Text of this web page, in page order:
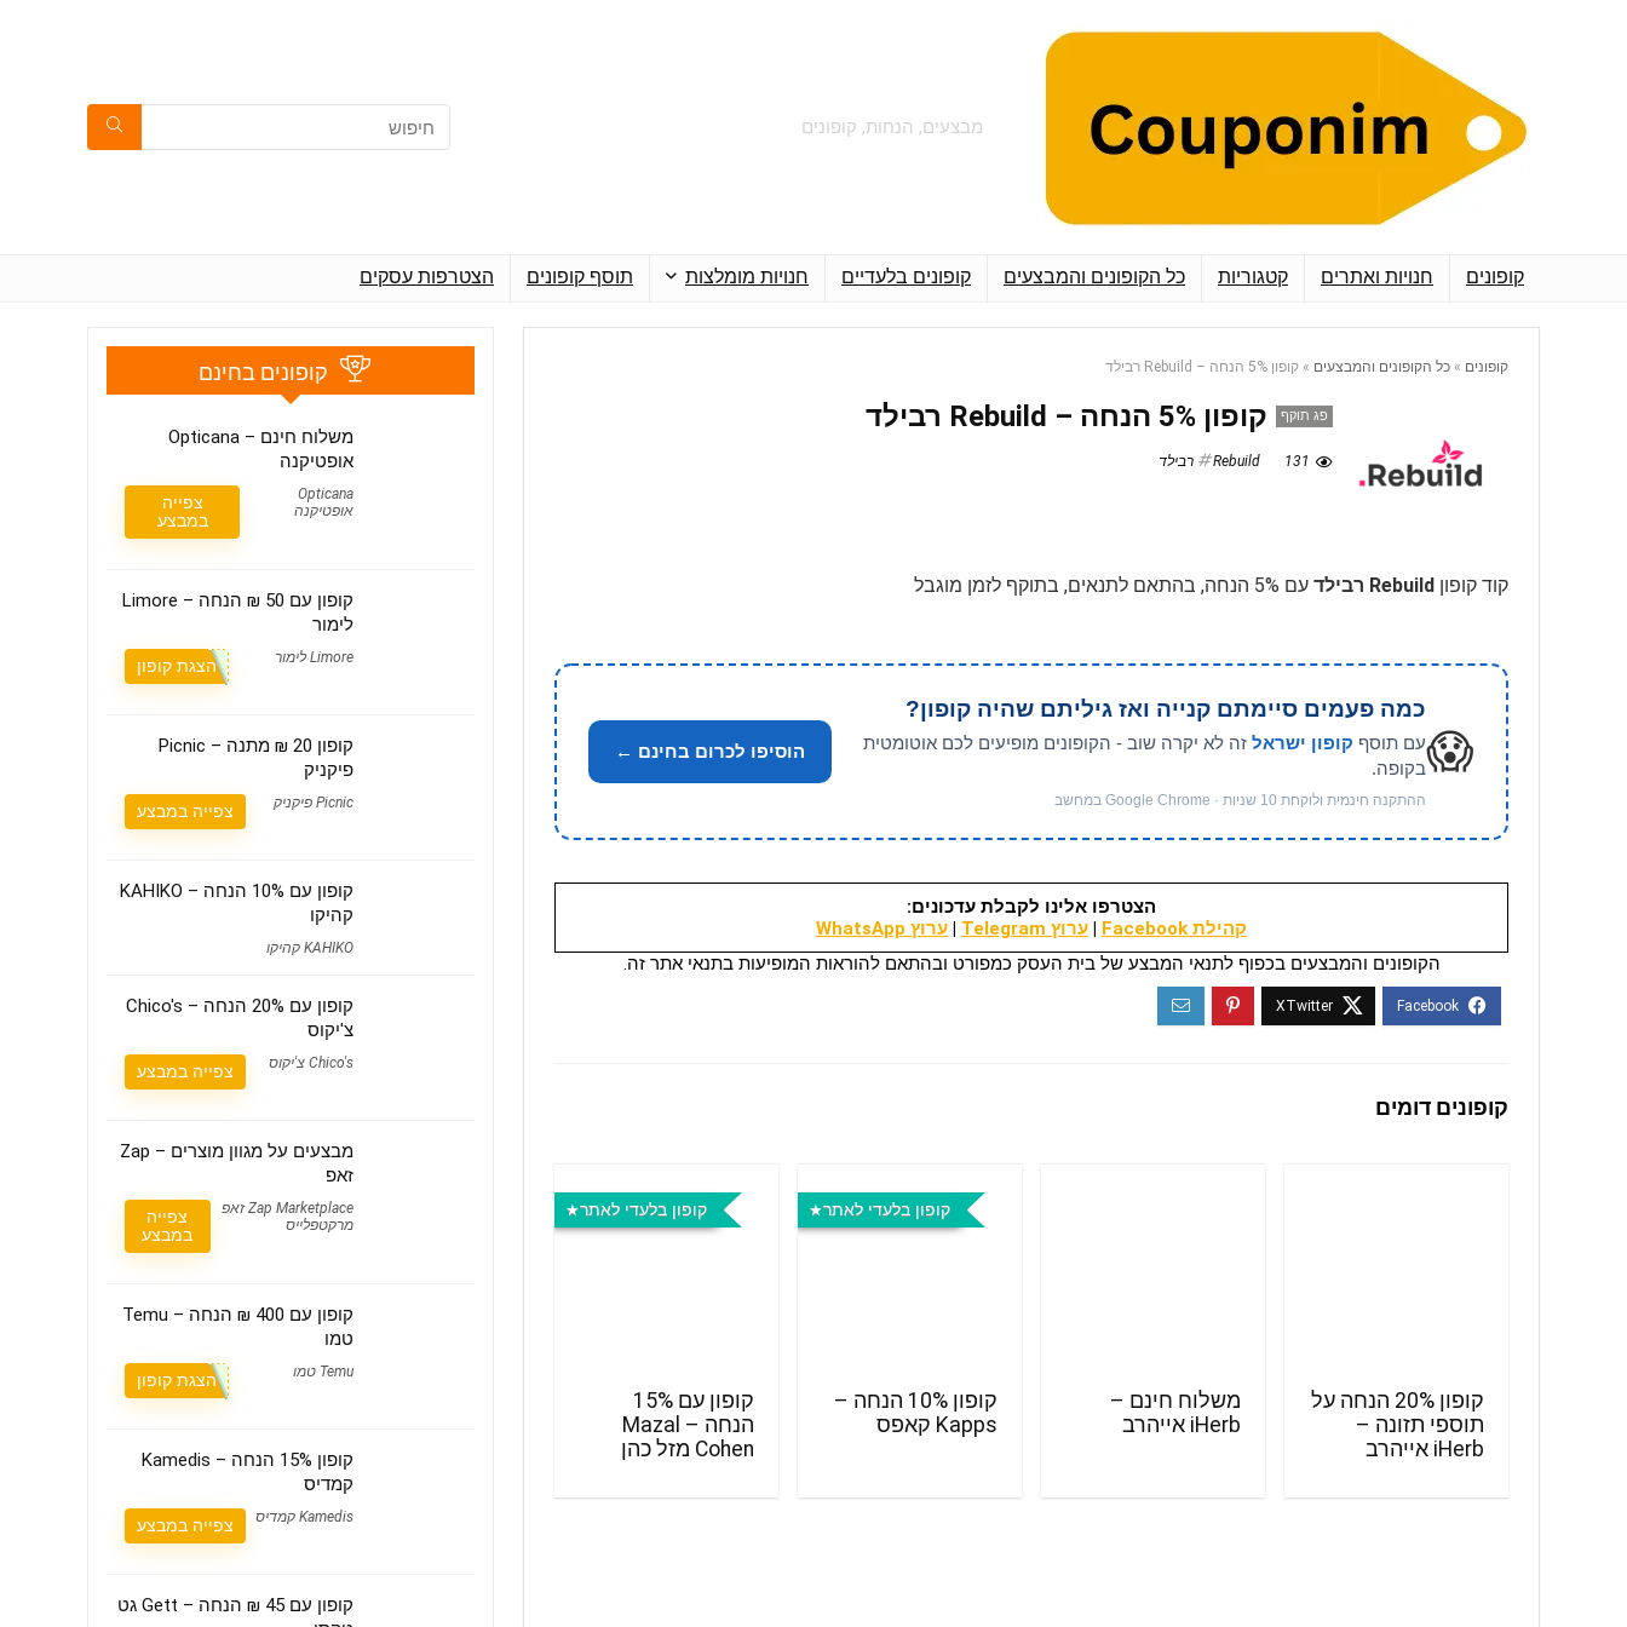
מבצעים, הנחות, קופונים
קופונים חנויות ואתרים קטגוריות כל הקופונים והמבצעים קופונים בלעדיים חנויות מומלצות תוסף קופונים הצטרפות עסקים
קופונים » כל הקופונים והמבצעים » קופון 5% הנחה – Rebuild רבילד
פג תוקף קופון 5% הנחה – Rebuild רבילד
131 Rebuild רבילד
קוד קופון Rebuild רבילד עם 5% הנחה, בהתאם לתנאים, בתוקף לזמן מוגבל
😱
כמה פעמים סיימתם קנייה ואז גיליתם שהיה קופון?
עם תוסף קופון ישראל זה לא יקרה שוב - הקופונים מופיעים לכם אוטומטית
בקופה.
ההתקנה חינמית ולוקחת 10 שניות · Google Chrome במחשב
הוסיפו לכרום בחינם ←
הצטרפו אלינו לקבלת עדכונים:
קהילת Facebook
| ערוץ Telegram | ערוץ WhatsApp
הקופונים והמבצעים בכפוף לתנאי המבצע של בית העסק כמפורט ובהתאם להוראות המופיעות בתנאי אתר זה.
קופונים דומים
קופון 20% הנחה על
תוספי תזונה –
iHerb אייהרב
משלוח חינם –
iHerb אייהרב
קופון בלעדי לאתר
קופון 10% הנחה –
Kapps קאפס
קופון בלעדי לאתר
קופון עם 15%
הנחה – Mazal
Cohen מזל כהן
קופונים בחינם
משלוח חינם – Opticana
אופטיקנה
Opticana
אופטיקנה
צפייה
במבצע
קופון עם 50 ₪ הנחה – Limore
לימור
Limore לימור הצגת קופון
קופון 20 ₪ מתנה – Picnic
פיקניק
Picnic פיקניק צפייה במבצע
קופון עם 10% הנחה – KAHIKO
קהיקו
KAHIKO קהיקו
קופון עם 20% הנחה – Chico's
צ'יקוס
Chico's צ'יקוס צפייה במבצע
מבצעים על מגוון מוצרים – Zap
זאפ
Zap Marketplace זאפ
מרקטפלייס
צפייה
במבצע
קופון עם 400 ₪ הנחה – Temu
טמו
Temu טמו הצגת קופון
קופון 15% הנחה – Kamedis
קמדיס
Kamedis קמדיס צפייה במבצע
קופון עם 45 ₪ הנחה – Gett גט